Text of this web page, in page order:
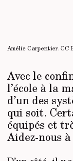
Amélie Carpentier. CC
Avec le
l’école à la
d’un des
qui soit.
équipés et
Aidez-nous